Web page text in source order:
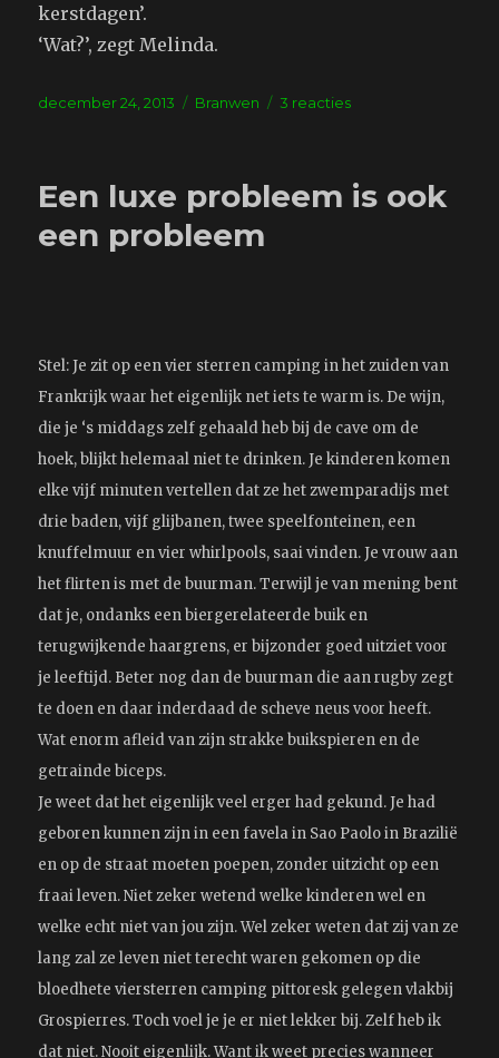
kerstdagen’.
‘Wat?’, zegt Melinda.
Geplaatst
december 24, 2013 Tags
Branwen 3 reactiesop
Een luxe probleem is ook
een probleem
Stel: Je zit op een vier sterren camping in het zuiden van
Frankrijk waar het eigenlijk net iets te warm is. De wijn,
die je ‘s middags zelf gehaald heb bij de cave om de
hoek, blijkt helemaal niet te drinken. Je kinderen komen
elke vijf minuten vertellen dat ze het zwemparadijs met
drie baden, vijf glijbanen, twee speelfonteinen, een
knuffelmuur en vier whirlpools, saai vinden. Je vrouw aan
het flirten is met de buurman. Terwijl je van mening bent
dat je, ondanks een biergerelateerde buik en
terugwijkende haargrens, er bijzonder goed uitziet voor
je leeftijd. Beter nog dan de buurman die aan rugby zegt
te doen en daar inderdaad de scheve neus voor heeft.
Wat enorm afleid van zijn strakke buikspieren en de
getrainde biceps.
Je weet dat het eigenlijk veel erger had gekund. Je had
geboren kunnen zijn in een favela in Sao Paolo in Brazilië
en op de straat moeten poepen, zonder uitzicht op een
fraai leven. Niet zeker wetend welke kinderen wel en
welke echt niet van jou zijn. Wel zeker weten dat zij van ze
lang zal ze leven niet terecht waren gekomen op die
bloedhete viersterren camping pittoresk gelegen vlakbij
Grospierres. Toch voel je je er niet lekker bij. Zelf heb ik
dat niet. Nooit eigenlijk. Want ik weet precies wanneer